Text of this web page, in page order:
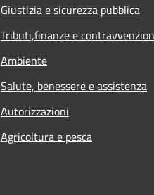
Giustizia e sicurezza pubblica
Tributi,finanze e
Ambiente
Salute, benessere e assistenza
Autorizzazioni
Agricoltura e pesca